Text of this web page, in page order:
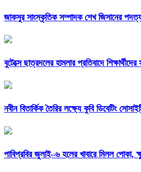
জাকসুর সাংস্কৃতিক সম্পাদক শেখ জিসানের
বুটেক্সে ছাত্রদলের হামলার প্রতিবাদে
নবীন বিতার্কিক তৈরির লক্ষ্যে কুবি ডিবেটিং
পাবিপ্রবির জুলাই–৬ হলের খাবারে মিলল পোকা,